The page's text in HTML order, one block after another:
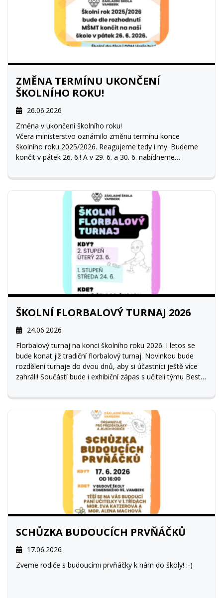
ZMĚNA TERMÍNU UKONČENÍ
ŠKOLNÍHO ROKU!
26.06.2026
Změna v ukončení školního roku!
Včera ministerstvo oznámilo změnu termínu konce
školního roku 2025/2026. Reagujeme tedy i my. Budeme
končit v pátek 26. 6.! A v 29. 6. a 30. 6. nabídneme
DDM Vario. Bližší informace včas zveřejníme.
ŠKOLNÍ FLORBALOVÝ TURNAJ 2026
24.06.2026
Florbalový turnaj na konci školního roku 2026. I letos se
bude konat již tradiční florbalový turnaj. Novinkou bude
rozdělení turnaje do dvou dnů, aby si účastníci ještě více
zahráli! Součástí bude i exhibiční zápas s učiteli týmu Best
Těšíme se na všechny účastníky
SCHŮZKA BUDOUCÍCH PRVŇÁČKŮ
17.06.2026
Zveme rodiče s budoucími prvňáčky k nám do školy! :-)